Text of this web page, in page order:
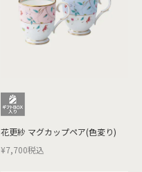
花更紗 マグカップペア(色変り)
¥7,700税込